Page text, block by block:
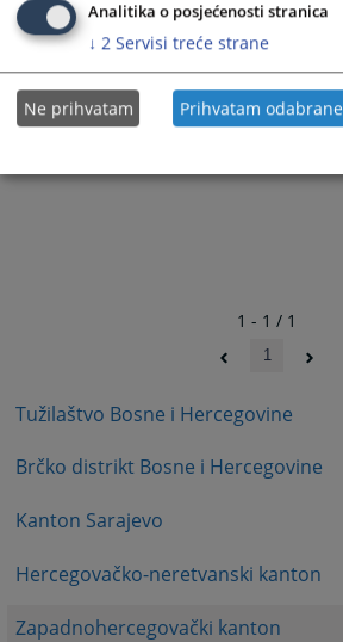
Tužilaštvo Bosne i Hercegovine
Brčko distrikt Bosne i Hercegovine
Kanton Sarajevo
Hercegovačko-neretvanski kanton
Zapadnohercegovački kanton
1 - 1 / 1
1
Analitika o posjećenosti stranica
↓ 2 Servisi treće strane
Ne prihvatam Prihvatam odabrane